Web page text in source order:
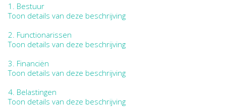
1.
Bestuur
Toon details van deze beschrijving
2. Functionarissen
Toon details van deze beschrijving
3. Financiën
Toon details van deze beschrijving
4. Belastingen
Toon details van deze beschrijving